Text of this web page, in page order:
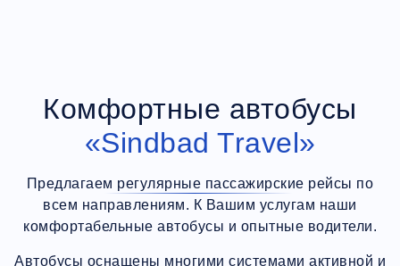
Комфортные автобусы
«Sindbad Travel»
Предлагаем регулярные пассажирские рейсы по
всем направлениям. К Вашим услугам наши
комфортабельные автобусы и опытные водители.
Автобусы оснащены многими системами активной и